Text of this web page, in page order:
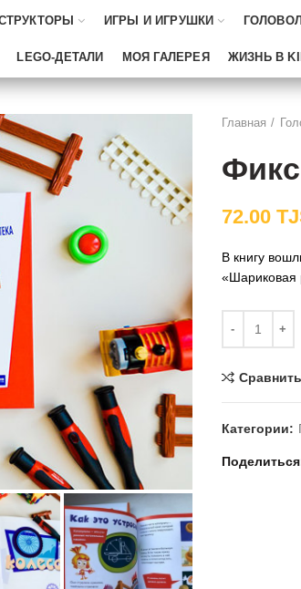
ИГРЫ И ИГРУШКИ
LEGO-ДЕТАЛИ МОЯ ГАЛЕРЕЯ ЖИЗНЬ В
Главная
72.00
В книгу
«Шариковая
Сравнить
Категории:
Поделиться